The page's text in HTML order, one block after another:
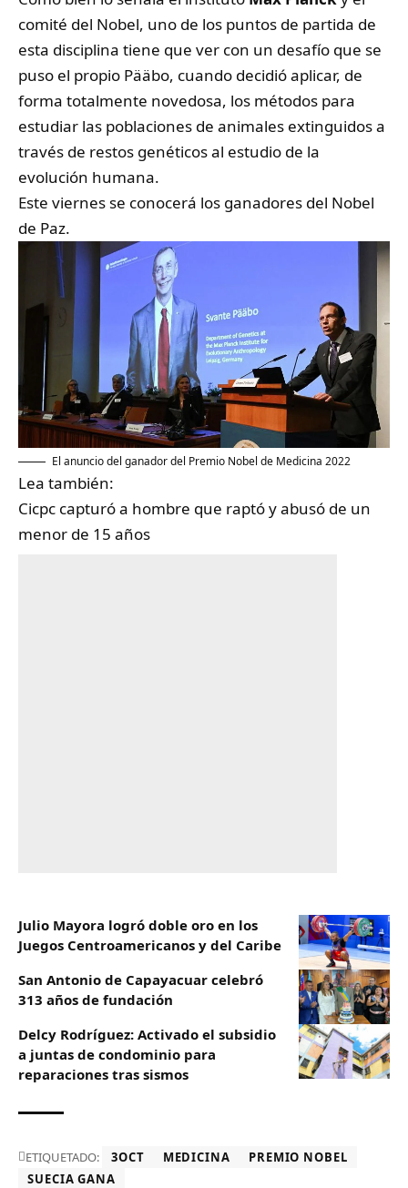
comité del Nobel, uno de los puntos de partida de
esta disciplina tiene que ver con un desafío que se
puso el propio Pääbo, cuando decidió aplicar, de
forma totalmente novedosa, los métodos para
estudiar las poblaciones de animales extinguidos a
través de restos genéticos al estudio de la
evolución humana.
Este viernes se conocerá los ganadores del Nobel
de Paz.
El anuncio del ganador del Premio Nobel de Medicina 2022
Lea también:
Cicpc capturó a hombre que raptó y abusó de un
menor de 15 años
Julio Mayora logró doble oro en los
Juegos Centroamericanos y del Caribe
San Antonio de Capayacuar celebró
313 años de fundación
Delcy Rodríguez: Activado el subsidio
a juntas de condominio para
reparaciones tras sismos
ETIQUETADO: 3OCT MEDICINA
PREMIO NOBEL
SUECIA GANA